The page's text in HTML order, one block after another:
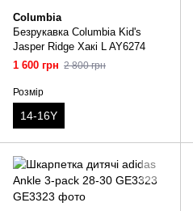
Columbia
Безрукавка Columbia Kid's
Jasper Ridge Хакі L AY6274
1 600 грн 2 800 грн
Розмір
14-16Y